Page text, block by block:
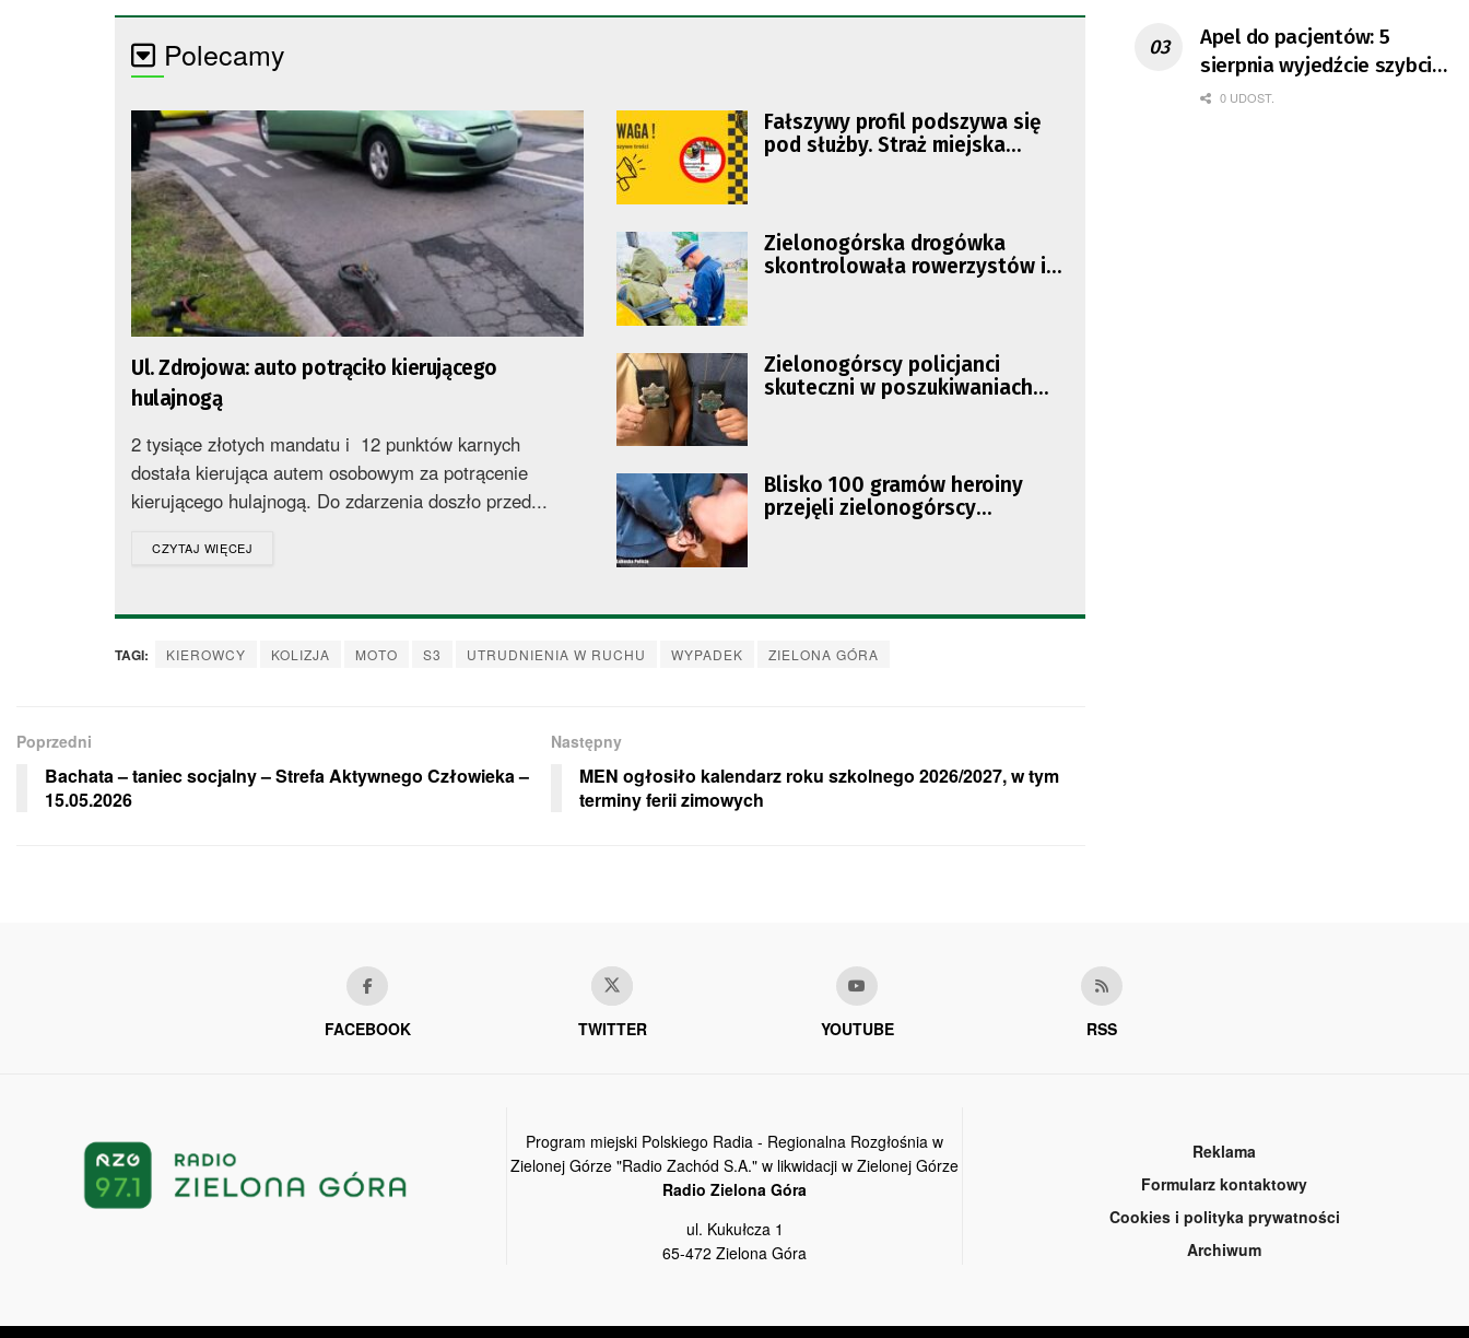
Polecamy
Ul. Zdrojowa: auto potrąciło kierującego
hulajnogą
2 tysiące złotych mandatu i 12 punktów karnych
dostała kierująca autem osobowym za potrącenie
kierującego hulajnogą. Do zdarzenia doszło przed...
CZYTAJ WIĘCEJ
Fałszywy profil podszywa się
pod służby. Straż miejska
Zielonogórska drogówka
skontrolowała rowerzystów i
Zielonogórscy policjanci
skuteczni w poszukiwaniach
Blisko 100 gramów heroiny
przejęli zielonogórscy
TAGI: KIEROWCY KOLIZJA MOTO S3 UTRUDNIENIA W RUCHU WYPADEK ZIELONA GÓRA
Poprzedni
Bachata – taniec socjalny – Strefa Aktywnego Człowieka –
15.05.2026
Następny
MEN ogłosiło kalendarz roku szkolnego 2026/2027, w tym
terminy ferii zimowych
Apel do pacjentów: 5
sierpnia wyjedźcie szybciej
z domów
0 UDOST.
FACEBOOK TWITTER YOUTUBE RSS
Program miejski Polskiego Radia - Regionalna Rozgłośnia w
Zielonej Górze "Radio Zachód S.A." w likwidacji w Zielonej Górze
Radio Zielona Góra
ul. Kukułcza 1
65-472 Zielona Góra
Reklama
Formularz kontaktowy
Cookies i polityka prywatności
Archiwum